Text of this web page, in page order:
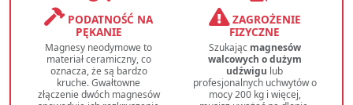
PODATNOŚĆ NA
PĘKANIE
Magnesy neodymowe to
materiał ceramiczny, co
oznacza, że są bardzo
kruche. Gwałtowne
złączenie dwóch magnesów
ZAGROŻENIE
FIZYCZNE
Szukając magnesów
walcowych o dużym
udźwigu lub
profesjonalnych uchwytów o
mocy 200 kg i więcej,